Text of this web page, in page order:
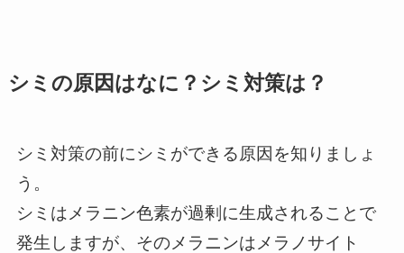
シミの原因はなに？シミ対策は？
シミ対策の前にシミができる原因を知りましょ
う。
シミはメラニン色素が過剰に生成されることで
発生しますが、そのメラニンはメラノサイト